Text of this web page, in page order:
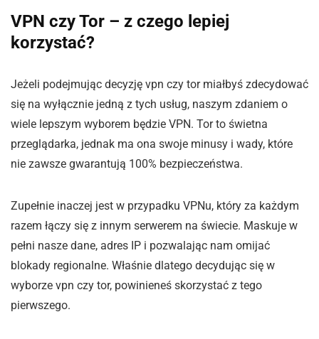
VPN czy Tor – z czego lepiej
korzystać?
Jeżeli podejmując decyzję vpn czy tor miałbyś zdecydować
się na wyłącznie jedną z tych usług, naszym zdaniem o
wiele lepszym wyborem będzie VPN. Tor to świetna
przeglądarka, jednak ma ona swoje minusy i wady, które
nie zawsze gwarantują 100% bezpieczeństwa.
Zupełnie inaczej jest w przypadku VPNu, który za każdym
razem łączy się z innym serwerem na świecie. Maskuje w
pełni nasze dane, adres IP i pozwalając nam omijać
blokady regionalne. Właśnie dlatego decydując się w
wyborze vpn czy tor, powinieneś skorzystać z tego
pierwszego.